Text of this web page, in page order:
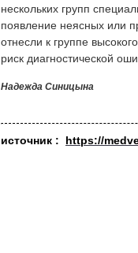
нескольких групп
появление неясных или
отнесли к группе
риск диагностической
Надежда Синицына
источник : https://